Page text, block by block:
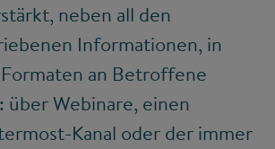
neben all den
Informationen, in
an Betroffene
Webinare, einen
Kanal oder der immer